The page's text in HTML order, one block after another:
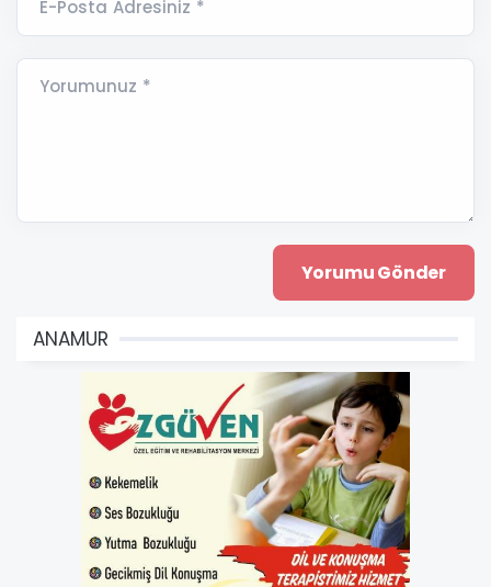
E-Posta Adresiniz *
Yorumunuz *
ANAMUR